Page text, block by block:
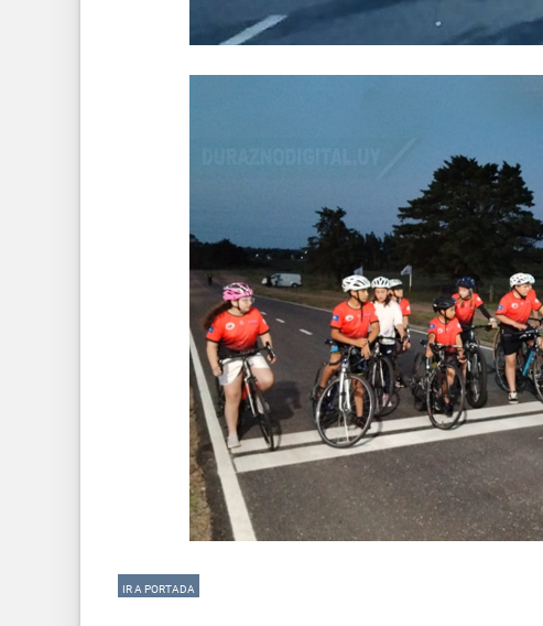
IR A PORTADA